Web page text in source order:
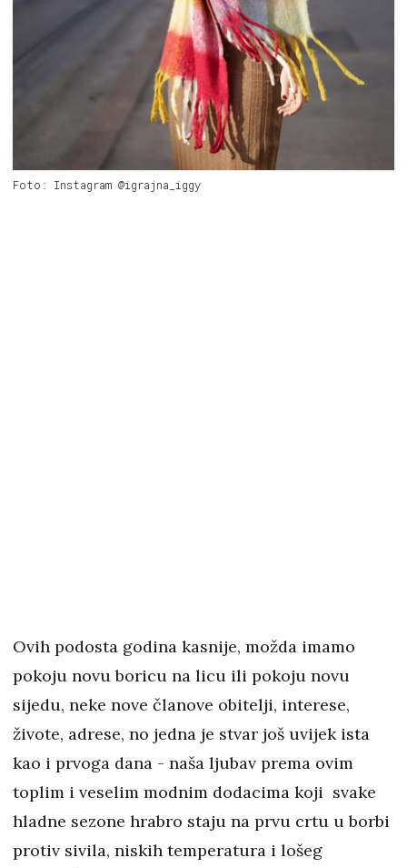
Foto: Instagram @igrajna_iggy
Ovih podosta godina kasnije, možda imamo
pokoju novu boricu na licu ili pokoju novu
sijedu, neke nove članove obitelji, interese,
živote, adrese, no jedna je stvar još uvijek ista
kao i prvoga dana - naša ljubav prema ovim
toplim i veselim modnim dodacima koji svake
hladne sezone hrabro staju na prvu crtu u borbi
protiv sivila, niskih temperatura i lošeg